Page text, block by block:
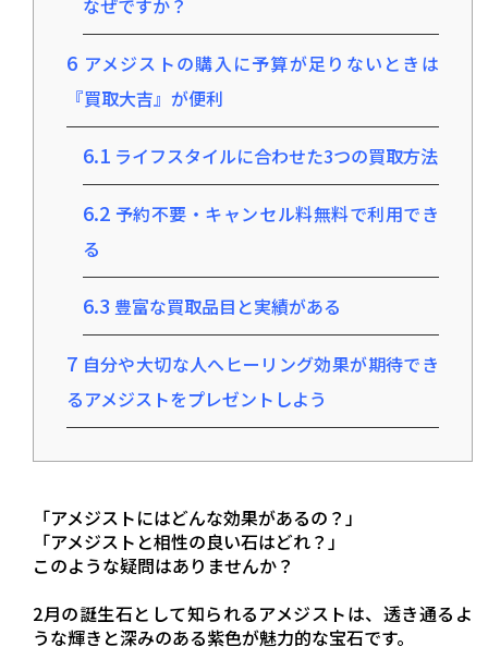
なぜですか？
6 アメジストの購入に予算が足りないときは
『買取大吉』が便利
6.1 ライフスタイルに合わせた3つの買取方法
6.2 予約不要・キャンセル料無料で利用でき
る
6.3 豊富な買取品目と実績がある
7 自分や大切な人へヒーリング効果が期待でき
るアメジストをプレゼントしよう
「アメジストにはどんな効果があるの？」
「アメジストと相性の良い石はどれ？」
このような疑問はありませんか？
2月の誕生石として知られるアメジストは、透き通るよ
うな輝きと深みのある紫色が魅力的な宝石です。